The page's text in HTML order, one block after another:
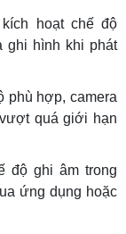
hoạt chế độ
ghi hình khi phát
phù hợp, camera
quá giới hạn
độ ghi âm trong
ứng dụng hoặc